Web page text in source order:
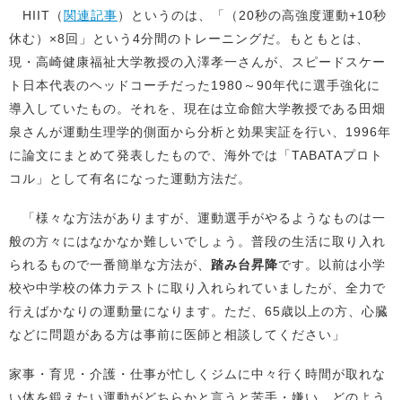
HIIT（ 関連記事）というのは、「（20秒の高強度運動+10秒
休む）×8回」という4分間のトレーニングだ。もともとは、
現・高崎健康福祉大学教授の入澤孝一さんが、スピードスケー
ト日本代表のヘッドコーチだった1980～90年代に選手強化に
導入していたもの。それを、現在は立命館大学教授である田畑
泉さんが運動生理学的側面から分析と効果実証を行い、1996年
に論文にまとめて発表したもので、海外では「TABATAプロト
コル」として有名になった運動方法だ。
「様々な方法がありますが、運動選手がやるようなものは一
般の方々にはなかなか難しいでしょう。普段の生活に取り入れ
られるもので一番簡単な方法が、 踏み台昇降です。以前は小学
校や中学校の体力テストに取り入れられていましたが、全力で
行えばかなりの運動量になります。ただ、65歳以上の方、心臓
などに問題がある方は事前に医師と相談してください」
家事・育児・介護・仕事が忙しくジムに中々行く時間が取れな